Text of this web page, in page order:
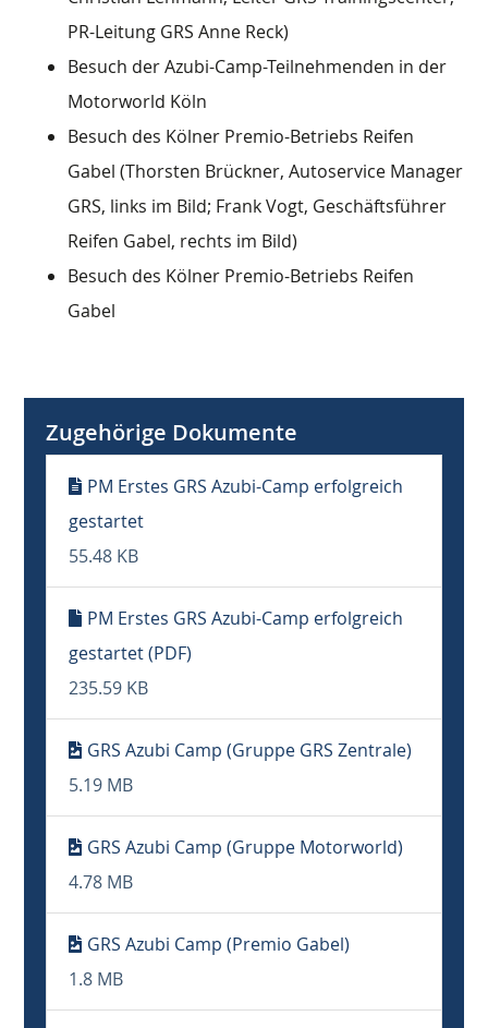
PR-Leitung GRS Anne Reck)
Besuch der Azubi-Camp-Teilnehmenden in der
Motorworld Köln
Besuch des Kölner Premio-Betriebs Reifen
Gabel (Thorsten Brückner, Autoservice Manager
GRS, links im Bild; Frank Vogt, Geschäftsführer
Reifen Gabel, rechts im Bild)
Besuch des Kölner Premio-Betriebs Reifen
Gabel
Zugehörige Dokumente
PM Erstes GRS Azubi-Camp erfolgreich
gestartet
55.48 KB
PM Erstes GRS Azubi-Camp erfolgreich
gestartet (PDF)
235.59 KB
GRS Azubi Camp (Gruppe GRS Zentrale)
5.19 MB
GRS Azubi Camp (Gruppe Motorworld)
4.78 MB
GRS Azubi Camp (Premio Gabel)
1.8 MB